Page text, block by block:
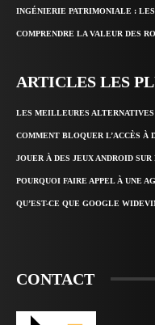
INGÉNIERIE PATRIMONIALE :
COMPRENDRE LA VALEUR DES
ARTICLES LES
LES MEILLEURES
COMMENT BLOQUER L’ACCÈS À
JOUER À DES JEUX ANDROID
POURQUOI FAIRE APPEL À UNE
QU’EST-CE QUE GOOGLE
CONTACT